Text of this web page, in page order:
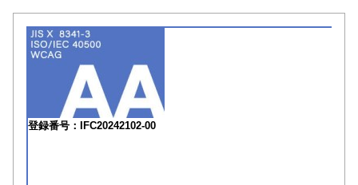
登録番号：IFC20242102-00